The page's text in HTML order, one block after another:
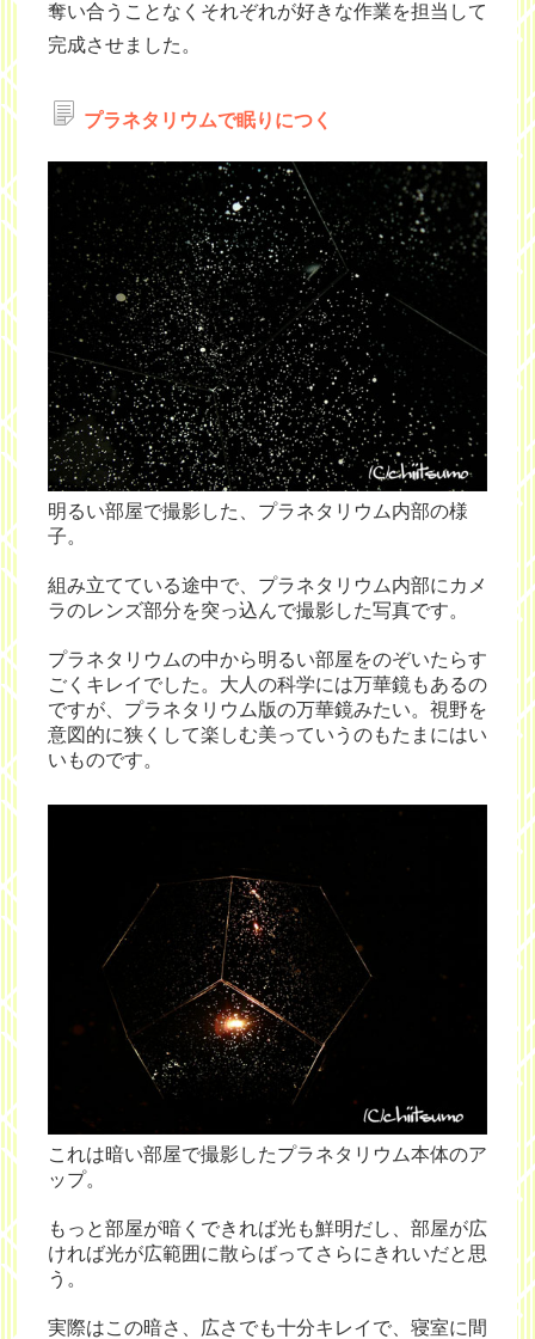
奪い合うことなくそれぞれが好きな作業を担当して
完成させました。
プラネタリウムで眠りにつく
明るい部屋で撮影した、プラネタリウム内部の様
子。
組み立てている途中で、プラネタリウム内部にカメ
ラのレンズ部分を突っ込んで撮影した写真です。
プラネタリウムの中から明るい部屋をのぞいたらす
ごくキレイでした。大人の科学には万華鏡もあるの
ですが、プラネタリウム版の万華鏡みたい。視野を
意図的に狭くして楽しむ美っていうのもたまにはい
いものです。
これは暗い部屋で撮影したプラネタリウム本体のア
ップ。
もっと部屋が暗くできれば光も鮮明だし、部屋が広
ければ光が広範囲に散らばってさらにきれいだと思
う。
実際はこの暗さ、広さでも十分キレイで、寝室に間